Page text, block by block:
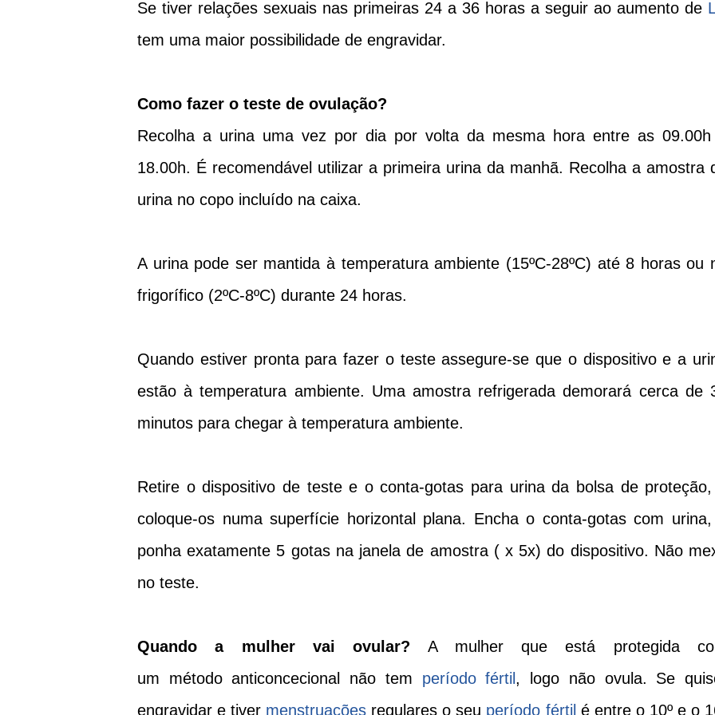
Se tiver relações sexuais nas primeiras 24 a 36 horas a seguir ao aumento de
tem uma maior possibilidade de engravidar.
Como fazer o teste de ovulação?
Recolha a urina uma vez por dia por volta da mesma hora entre as
18.00h. É recomendável utilizar a primeira urina da manhã. Recolha a amostra
urina no copo incluído na caixa.
A urina pode ser mantida à temperatura ambiente (15ºC-28ºC) até 8 horas ou
frigorífico (2ºC-8ºC) durante 24 horas.
Quando estiver pronta para fazer o teste assegure-se que o dispositivo e a
estão àtemperatura ambiente. Uma amostra refrigerada demorará cerca de
minutos para chegar à temperatura ambiente.
Retire o dispositivo de teste e o conta-gotas para urina da bolsa de
coloque-os numa superfície horizontal plana. Encha o conta-gotas com
ponha exatamente 5 gotas na janela de amostra ( x 5x) do dispositivo. Não
no teste.
Quando a mulher vai ovular? A mulher que está protegida
um método anticoncecional não tem período fértil , logo não ovula. Se
engravidar e tiver menstruações regulares o seu período fértil é entre o 10º e o